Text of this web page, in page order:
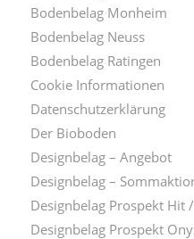
Bodenbelag Monheim
Bodenbelag Neuss
Bodenbelag Ratingen
Cookie Informationen
Datenschutzerklärung
Der Bioboden
Designbelag – Angebot
Designbelag –
Designbelag Prospekt Hit
Designbelag Prospekt